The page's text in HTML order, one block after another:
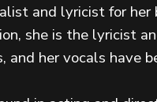
and lyricist for
she is the lyricist
and her vocals have